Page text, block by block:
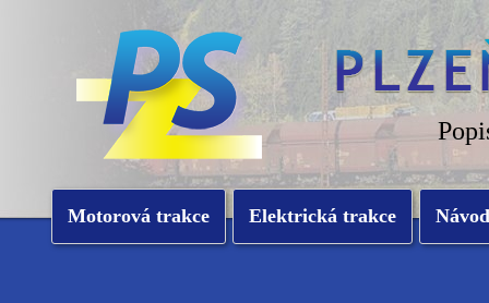
Motorová trakce Elektrická trakce